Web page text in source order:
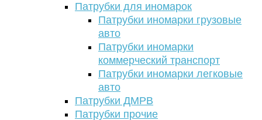
Патрубки для иномарок
Патрубки иномарки грузовые
авто
Патрубки иномарки
коммерческий транспорт
Патрубки иномарки легковые
авто
Патрубки ДМРВ
Патрубки прочие